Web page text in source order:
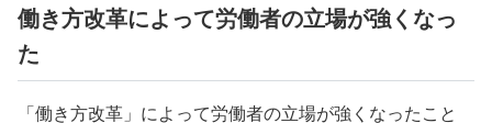
働き方改革によって労働者の立場が強くなっ
た
「働き方改革」によって労働者の立場が強くなったこと